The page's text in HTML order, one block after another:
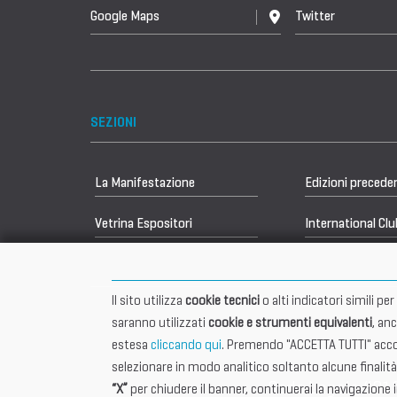
Google Maps Twitter
SEZIONI
La Manifestazione Edizioni
Vetrina Espositori International
Sede Legale
Il sito utilizza cookie tecnici o alti indicatori simili
saranno utilizzati cookie e strumenti equivalenti,
estesa cliccando qui. Premendo "ACCETTA TUTTI"
selezionare in modo analitico soltanto alcune
“X” per chiudere il banner, continuerai la